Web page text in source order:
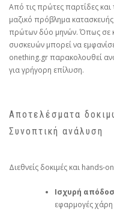
Από τις πρώτες παρτίδες
μαζικό πρόβλημα
πρώτων δύο μηνών. Όπως σε
συσκευών μπορεί να
onething.gr παρακολουθεί
για γρήγορη επίλυση.
Αποτελέσματα
Συνοπτική ανάλυση
Διεθνείς δοκιμές και
Ισχυρή
εφαρμογές